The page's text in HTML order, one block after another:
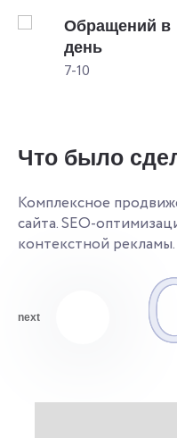
Обращений в
день
7-10
Что было
Комплексное
сайта. SEO-
контекстной
next